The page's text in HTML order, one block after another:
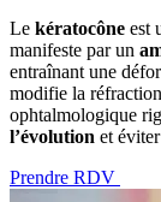
Le kératocône est
manifeste par un
entraînant une
modifie la
ophtalmologique
l’évolution et
Prendre RDV